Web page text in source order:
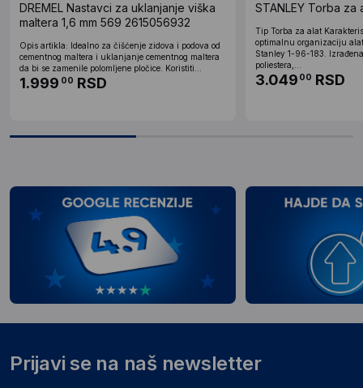
DREMEL Nastavci za uklanjanje viška
maltera 1,6 mm 569 2615056932
Opis artikla: Idealno za čišćenje zidova i podova od
cementnog maltera i uklanjanje cementnog maltera
da bi se zamenile polomljene pločice. Koristiti...
1.999 00 RSD
STANLEY Torba za
Tip Torba za alat
optimalnu organizaciju
Stanley 1-96-183.
poliestera,...
3.049 00 RSD
Prijavi se na naš newsletter